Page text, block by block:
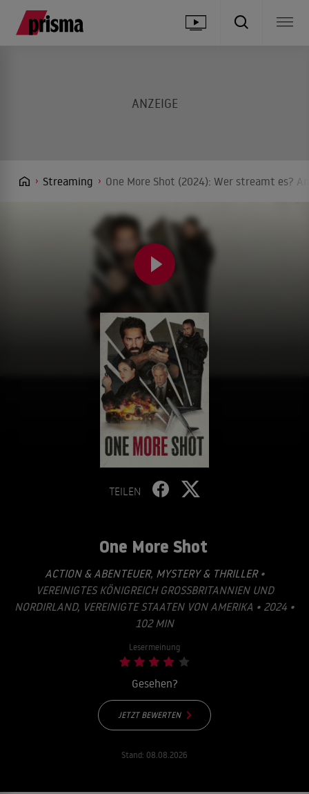
Streaming One More Shot (2024): Wer streamt es?
TEILEN
One More Shot
ACTION & ABENTEUER, MYSTERY & THRILLER•
VEREINIGTES KÖNIGREICH GROSSBRITANNIEN UND N
ORDIRLAND, VEREINIGTE STAATEN VON AMERIKA • 2024 • 1
02 MIN
Lesermeinung
Gesehen?
JETZT BEWERTEN
Stand: 08.08.2026